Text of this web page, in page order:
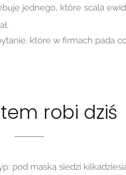
jednego, które scala
które w firmach pada
robi dziś
pod maską siedzi